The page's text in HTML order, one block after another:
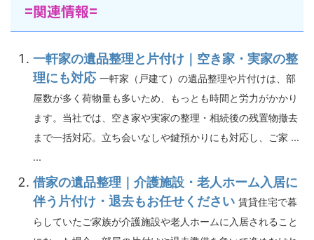
=関連情報=
一軒家の遺品整理と片付け｜空き家・実家の整
理にも対応 一軒家（戸建て）の遺品整理や片付けは、部
屋数が多く荷物量も多いため、もっとも時間と労力がかかり
ます。当社では、空き家や実家の整理・相続後の残置物撤去
まで一括対応。立ち会いなしや鍵預かりにも対応し、ご家 ...
...
借家の遺品整理｜介護施設・老人ホーム入居に
伴う片付け・退去もお任せください 賃貸住宅で暮
らしていたご家族が介護施設や老人ホームに入居されること